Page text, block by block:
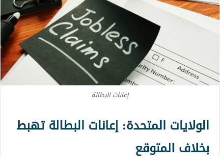
إعانات البطالة
الولايات المتحدة: إعانات البطالة تهبط
بخلاف المتوقع